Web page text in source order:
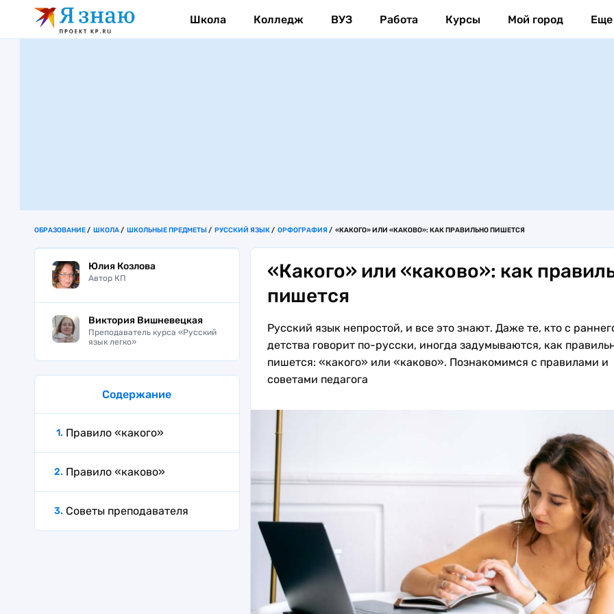
Школа Колледж ВУЗ Работа Курсы Мой город Еще
ОБРАЗОВАНИЕ ШКОЛА ШКОЛЬНЫЕ ПРЕДМЕТЫ РУССКИЙ ЯЗЫК ОРФОГРАФИЯ «КАКОГО» ИЛИ «КАКОВО»: КАК ПРАВИЛЬНО ПИШЕТСЯ
Юлия Козлова
Автор КП
Виктория Вишневецкая
Преподаватель курса «Русский
язык легко»
Содержание
Правило «какого»
Правило «каково»
Советы преподавателя
«Какого» или «каково»: как
пишется
Русский язык непростой, и все это знают. Даже те, кто с
детства говорит по-русски, иногда задумываются, как
пишется: «какого» или «каково». Познакомимся с правилами и
советами педагога